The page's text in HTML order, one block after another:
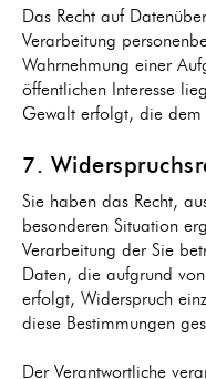
Das Recht auf
Verarbeitung
Wahrnehmung einer
öffentlichen Interesse
Gewalt erfolgt, die dem
7.
Sie haben das Recht,
besonderen Situation
Verarbeitung der Sie
Daten, die aufgrund
erfolgt, Widerspruch
diese Bestimmungen
Der Verantwortliche